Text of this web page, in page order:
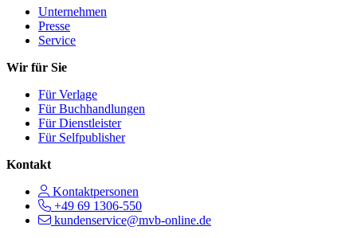
Unternehmen
Presse
Service
Wir für Sie
Für Verlage
Für Buchhandlungen
Für Dienstleister
Für Selfpublisher
Kontakt
Kontaktpersonen
+49 69 1306-550
kundenservice@mvb-online.de